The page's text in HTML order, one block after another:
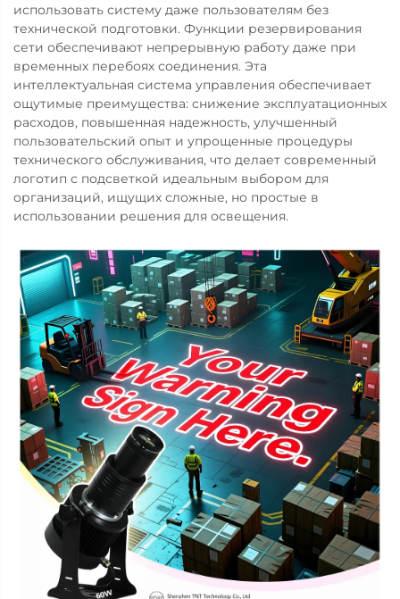
использовать систему даже пользователям без
технической подготовки. Функции резервирования
сети обеспечивают непрерывную работу даже при
временных перебоях соединения. Эта
интеллектуальная система управления обеспечивает
ощутимые преимущества: снижение эксплуатационных
расходов, повышенная надежность, улучшенный
пользовательский опыт и упрощенные процедуры
технического обслуживания, что делает современный
логотип с подсветкой идеальным выбором для
организаций, ищущих сложные, но простые в
использовании решения для освещения.